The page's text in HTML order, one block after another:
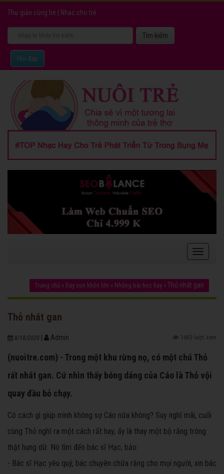
Thư giản cùng bé Nhạc cho trẻ
Hỏi đáp
Trang chủ » Dạy con khôn lớn » Những bài học hay » Thỏ nhát gan
Thỏ nhát gan
8/18/2020 Admin 1463 lượt xem
(nuoitre.com) - Trong một khu rừng nọ, có một chú Thỏ
rất nhát gan. Cứ nhìn thấy bóng dáng của Cáo là Thỏ vội
quay đầu bỏ chạy.
Có cách gì giúp mình không sợ Cáo nữa không? Suy nghĩ mãi, cuối
cùng Thỏ nghĩ ra một cách rất hay, ấy là thay một bộ răng trông
thật hung dữ. Nó tìm đến bác sĩ Hạc, bảo:
- Bác sĩ Hạc yêu quý, bác chuyên chữa răng cho mọi người, xin bác